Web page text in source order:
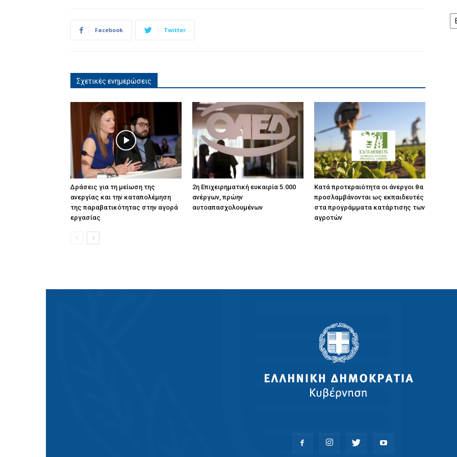
Facebook Twitter
Σχετικές ενημερώσεις
Δράσεις για τη μείωση της
ανεργίας και την καταπολέμηση
της παραβατικότητας στην αγορά
εργασίας
2η Επιχειρηματική ευκαιρία 5.000
ανέργων, πρώην
αυτοαπασχολουμένων
Κατά προτεραιότητα οι άνεργοι θα
προσλαμβάνονται ως εκπαιδευτές
στα προγράμματα κατάρτισης των
αγροτών